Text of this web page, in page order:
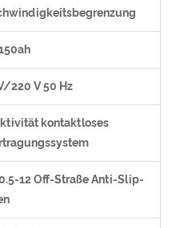
220 V 50 Hz
kontaktloses
12 Off-Straße Anti-Slip-